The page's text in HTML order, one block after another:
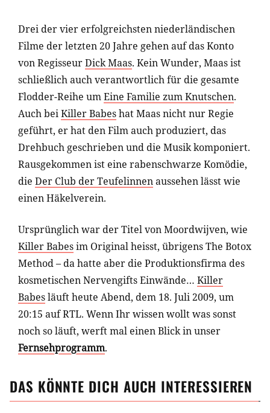
Drei der vier erfolgreichsten niederländischen
Filme der letzten 20 Jahre gehen auf das Konto
von RegisseurDick Maas. Kein Wunder, Maas ist
schließlich auch verantwortlich für die gesamte
Flodder-Reihe umEine Familie zum Knutschen.
Auch beiKiller Babeshat Maas nicht nur Regie
geführt, er hat den Film auch produziert, das
Drehbuch geschrieben und die Musik komponiert.
Rausgekommen ist eine rabenschwarze Komödie,
die Der Club der Teufelinnenaussehen lässt wie
einen Häkelverein.
Ursprünglich war der Titel von Moordwijven, wie
Killer Babesim Original heisst, übrigens The Botox
Method – da hatte aber die Produktionsfirma des
kosmetischen Nervengifts Einwände… Killer
Babesläuft heute Abend, dem 18. Juli 2009, um
20:15 auf RTL. Wenn Ihr wissen wollt was sonst
noch so läuft, werft mal einen Blick in unser
Fernsehprogramm.
DAS KÖNNTE DICH AUCH INTERESSIEREN